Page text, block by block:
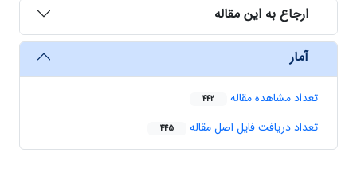
ارجاع به این مقاله
آمار
تعداد مشاهده مقاله 442
تعداد دریافت فایل اصل مقاله 445